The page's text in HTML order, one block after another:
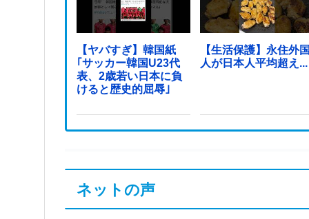
【ヤバすぎ】韓国紙
｢サッカー韓国U23代
表、2歳若い日本に負
けると歴史的屈辱｣
【生活保護】永住外
人が日本人平均超え...
ネットの声